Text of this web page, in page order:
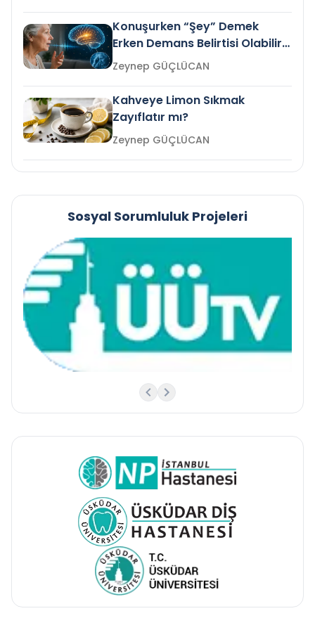
Konuşurken “Şey” Demek
Erken Demans Belirtisi Olabilir
mi?
Zeynep GÜÇLÜCAN
Kahveye Limon Sıkmak
Zayıflatır mı?
Zeynep GÜÇLÜCAN
Sosyal Sorumluluk Projeleri